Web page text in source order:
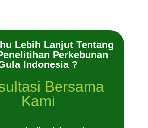
Lebih Lanjut Tentang
Perkebunan
Indonesia ?
Bersama
Kami